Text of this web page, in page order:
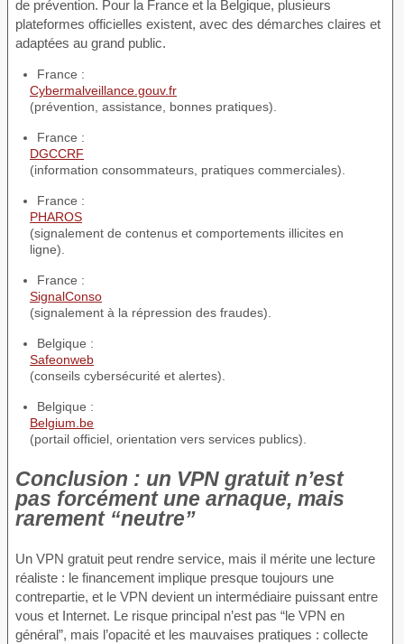
de prévention. Pour la France et la Belgique, plusieurs
plateformes officielles existent, avec des démarches claires et
adaptées au grand public.
France :
Cybermalveillance.gouv.fr
(prévention, assistance, bonnes pratiques).
France :
DGCCRF
(information consommateurs, pratiques commerciales).
France :
PHAROS
(signalement de contenus et comportements illicites en
ligne).
France :
SignalConso
(signalement à la répression des fraudes).
Belgique :
Safeonweb
(conseils cybersécurité et alertes).
Belgique :
Belgium.be
(portail officiel, orientation vers services publics).
Conclusion : un VPN gratuit n’est
pas forcément une arnaque, mais
rarement “neutre”
Un VPN gratuit peut rendre service, mais il mérite une lecture
réaliste : le financement implique presque toujours une
contrepartie, et le VPN devient un intermédiaire puissant entre
vous et Internet. Le risque principal n’est pas “le VPN en
général”, mais l’opacité et les mauvaises pratiques : collecte